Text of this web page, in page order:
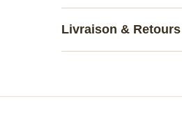
Livraison & Retours